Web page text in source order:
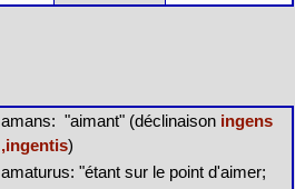
amans: "aimant" (déclinaison ingens
,ingentis)
amaturus: "étant sur le point d'aimer;